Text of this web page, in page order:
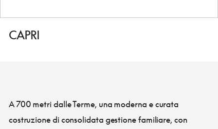
CAPRI
A 700 metri dalle Terme, una moderna e curata
costruzione di consolidata gestione familiare, con